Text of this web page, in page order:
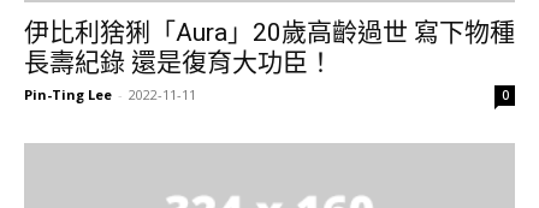
伊比利猞猁「Aura」20歲高齡過世 寫下物種
長壽紀錄 還是復育大功臣！
Pin-Ting Lee - 2022-11-11 0